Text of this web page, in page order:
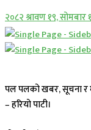
२०८२ श्रावण १९, सोमबार
पल पलको खबर, सूचना र
– हरियो पाटी।